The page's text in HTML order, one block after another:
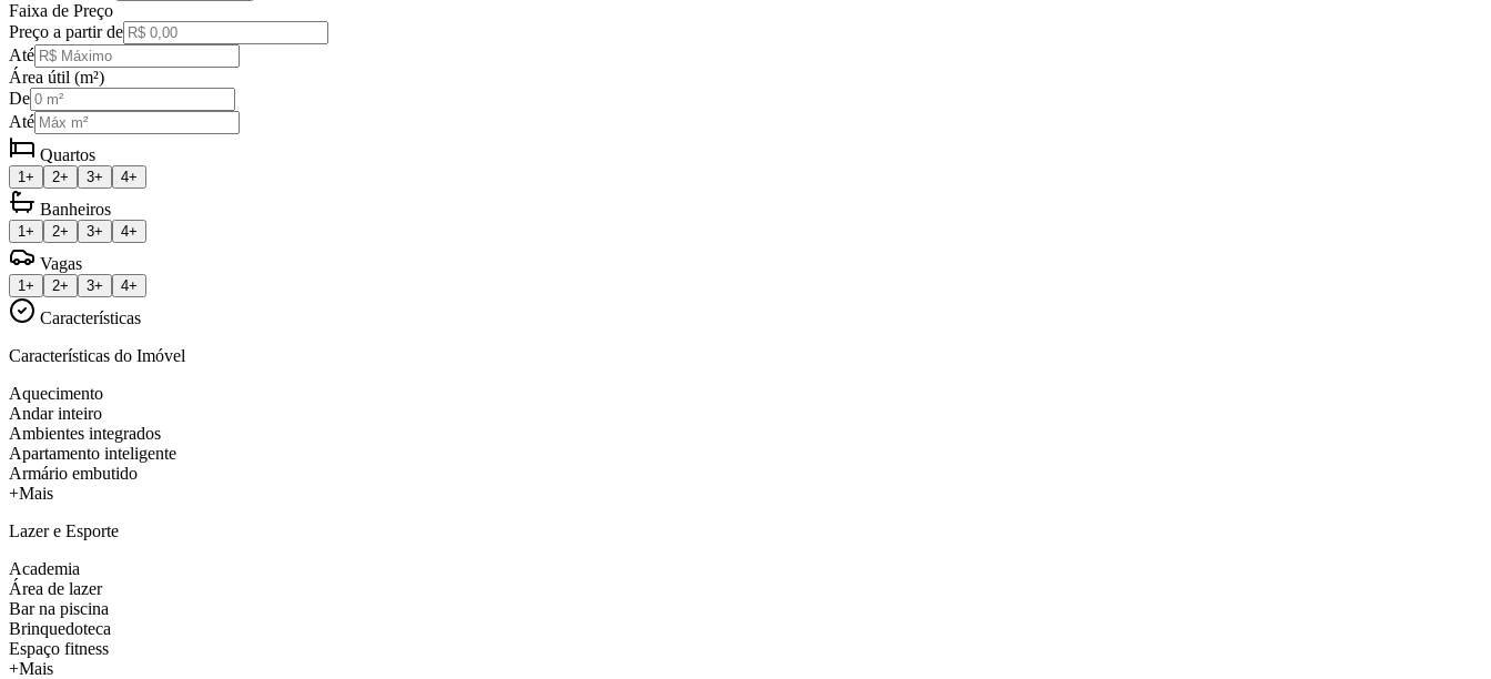
Faixa de Preço
Preço a partir de
Até
Área útil (m²)
De
Até
Quartos
1+ 2+ 3+ 4+
Banheiros
1+ 2+ 3+ 4+
Vagas
1+ 2+ 3+ 4+
Características
Características do Imóvel
Aquecimento
Andar inteiro
Ambientes integrados
Apartamento inteligente
Armário embutido
+Mais
Lazer e Esporte
Academia
Área de lazer
Bar na piscina
Brinquedoteca
Espaço fitness
+Mais